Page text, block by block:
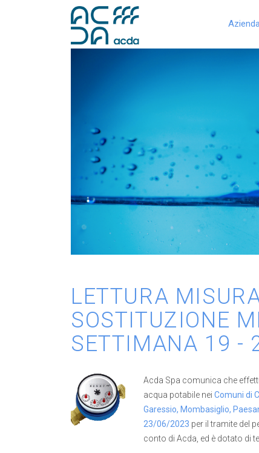
LETTURA
SOSTITUZIONE
SETTIMANA 19 -
Acda Spa comunica che
acqua potabile nei Comuni di
Garessio, Mombasiglio,
23/06/2023 per il tramite del
conto di Acda, ed è dotato di